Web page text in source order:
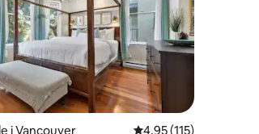
betyg, 177 omdömen
i Vancouver 4,95 av 5 i
4,95 (115)